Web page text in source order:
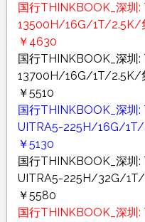
国行THINKBOOK_深
13500H/16G/1T/
￥4630
国行THINKBOOK_深
13700H/16G/1T/
￥5510
国行THINKBOOK_深圳:
UITRA5-225H/16G/
￥5130
国行THINKBOOK_深圳:
UITRA5-225H/32G/
￥5580
国行THINKBOOK_深圳